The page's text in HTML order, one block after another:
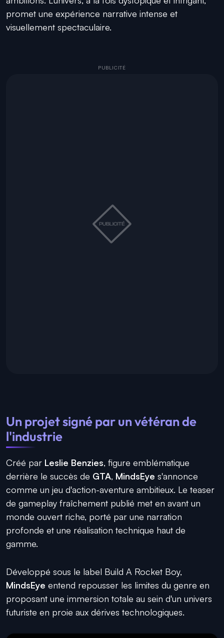
promet une expérience narrative intense et
visuellement spectaculaire.
Un projet signé par un vétéran de
l'industrie
Créé par Leslie Benzies, figure emblématique
derrière le succès de GTA, MindsEye s'annonce
comme un jeu d'action-aventure ambitieux. Le teaser
de gameplay fraîchement publié met en avant un
monde ouvert riche, porté par une narration
profonde et une réalisation technique haut de
gamme.
Développé sous le label Build A Rocket Boy,
MindsEye entend repousser les limites du genre en
proposant une immersion totale au sein d'un univers
futuriste en proie aux dérives technologiques.